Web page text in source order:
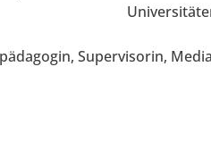
Supervisorin,